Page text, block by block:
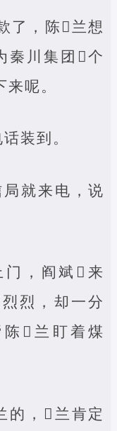
了，陈‌兰想
秦川集团‌个
呢。
装到。
就来电，说
门，阎斌‌来
烈，却一分
‌兰盯着煤
的，‌兰肯定